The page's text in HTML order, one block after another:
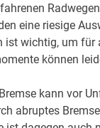
eine riesige
ist wichtig, um
können
kann vor
abruptes